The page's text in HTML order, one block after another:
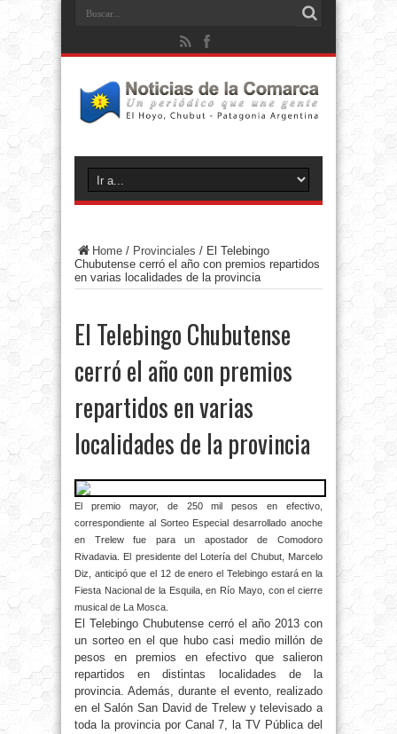
Home / Provinciales / El Telebingo
Chubutense cerró el año con premios repartidos
en varias localidades de la provincia
El Telebingo Chubutense
cerró el año con premios
repartidos en varias
localidades de la provincia
El premio mayor, de 250 mil pesos en efectivo,
correspondiente al Sorteo Especial desarrollado anoche
en Trelew fue para un apostador de Comodoro
Rivadavia. El presidente del Lotería del Chubut, Marcelo
Diz, anticipó que el 12 de enero el Telebingo estará en la
Fiesta Nacional de la Esquila, en Río Mayo, con el cierre
musical de La Mosca.
El Telebingo Chubutense cerró el año 2013 con
un sorteo en el que hubo casi medio millón de
pesos en premios en efectivo que salieron
repartidos en distintas localidades de la
provincia. Además, durante el evento, realizado
en el Salón San David de Trelew y televisado a
toda la provincia por Canal 7, la TV Pública del